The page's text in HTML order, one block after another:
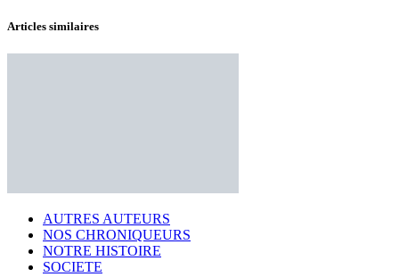
Articles similaires
AUTRES AUTEURS
NOS CHRONIQUEURS
NOTRE HISTOIRE
SOCIETE